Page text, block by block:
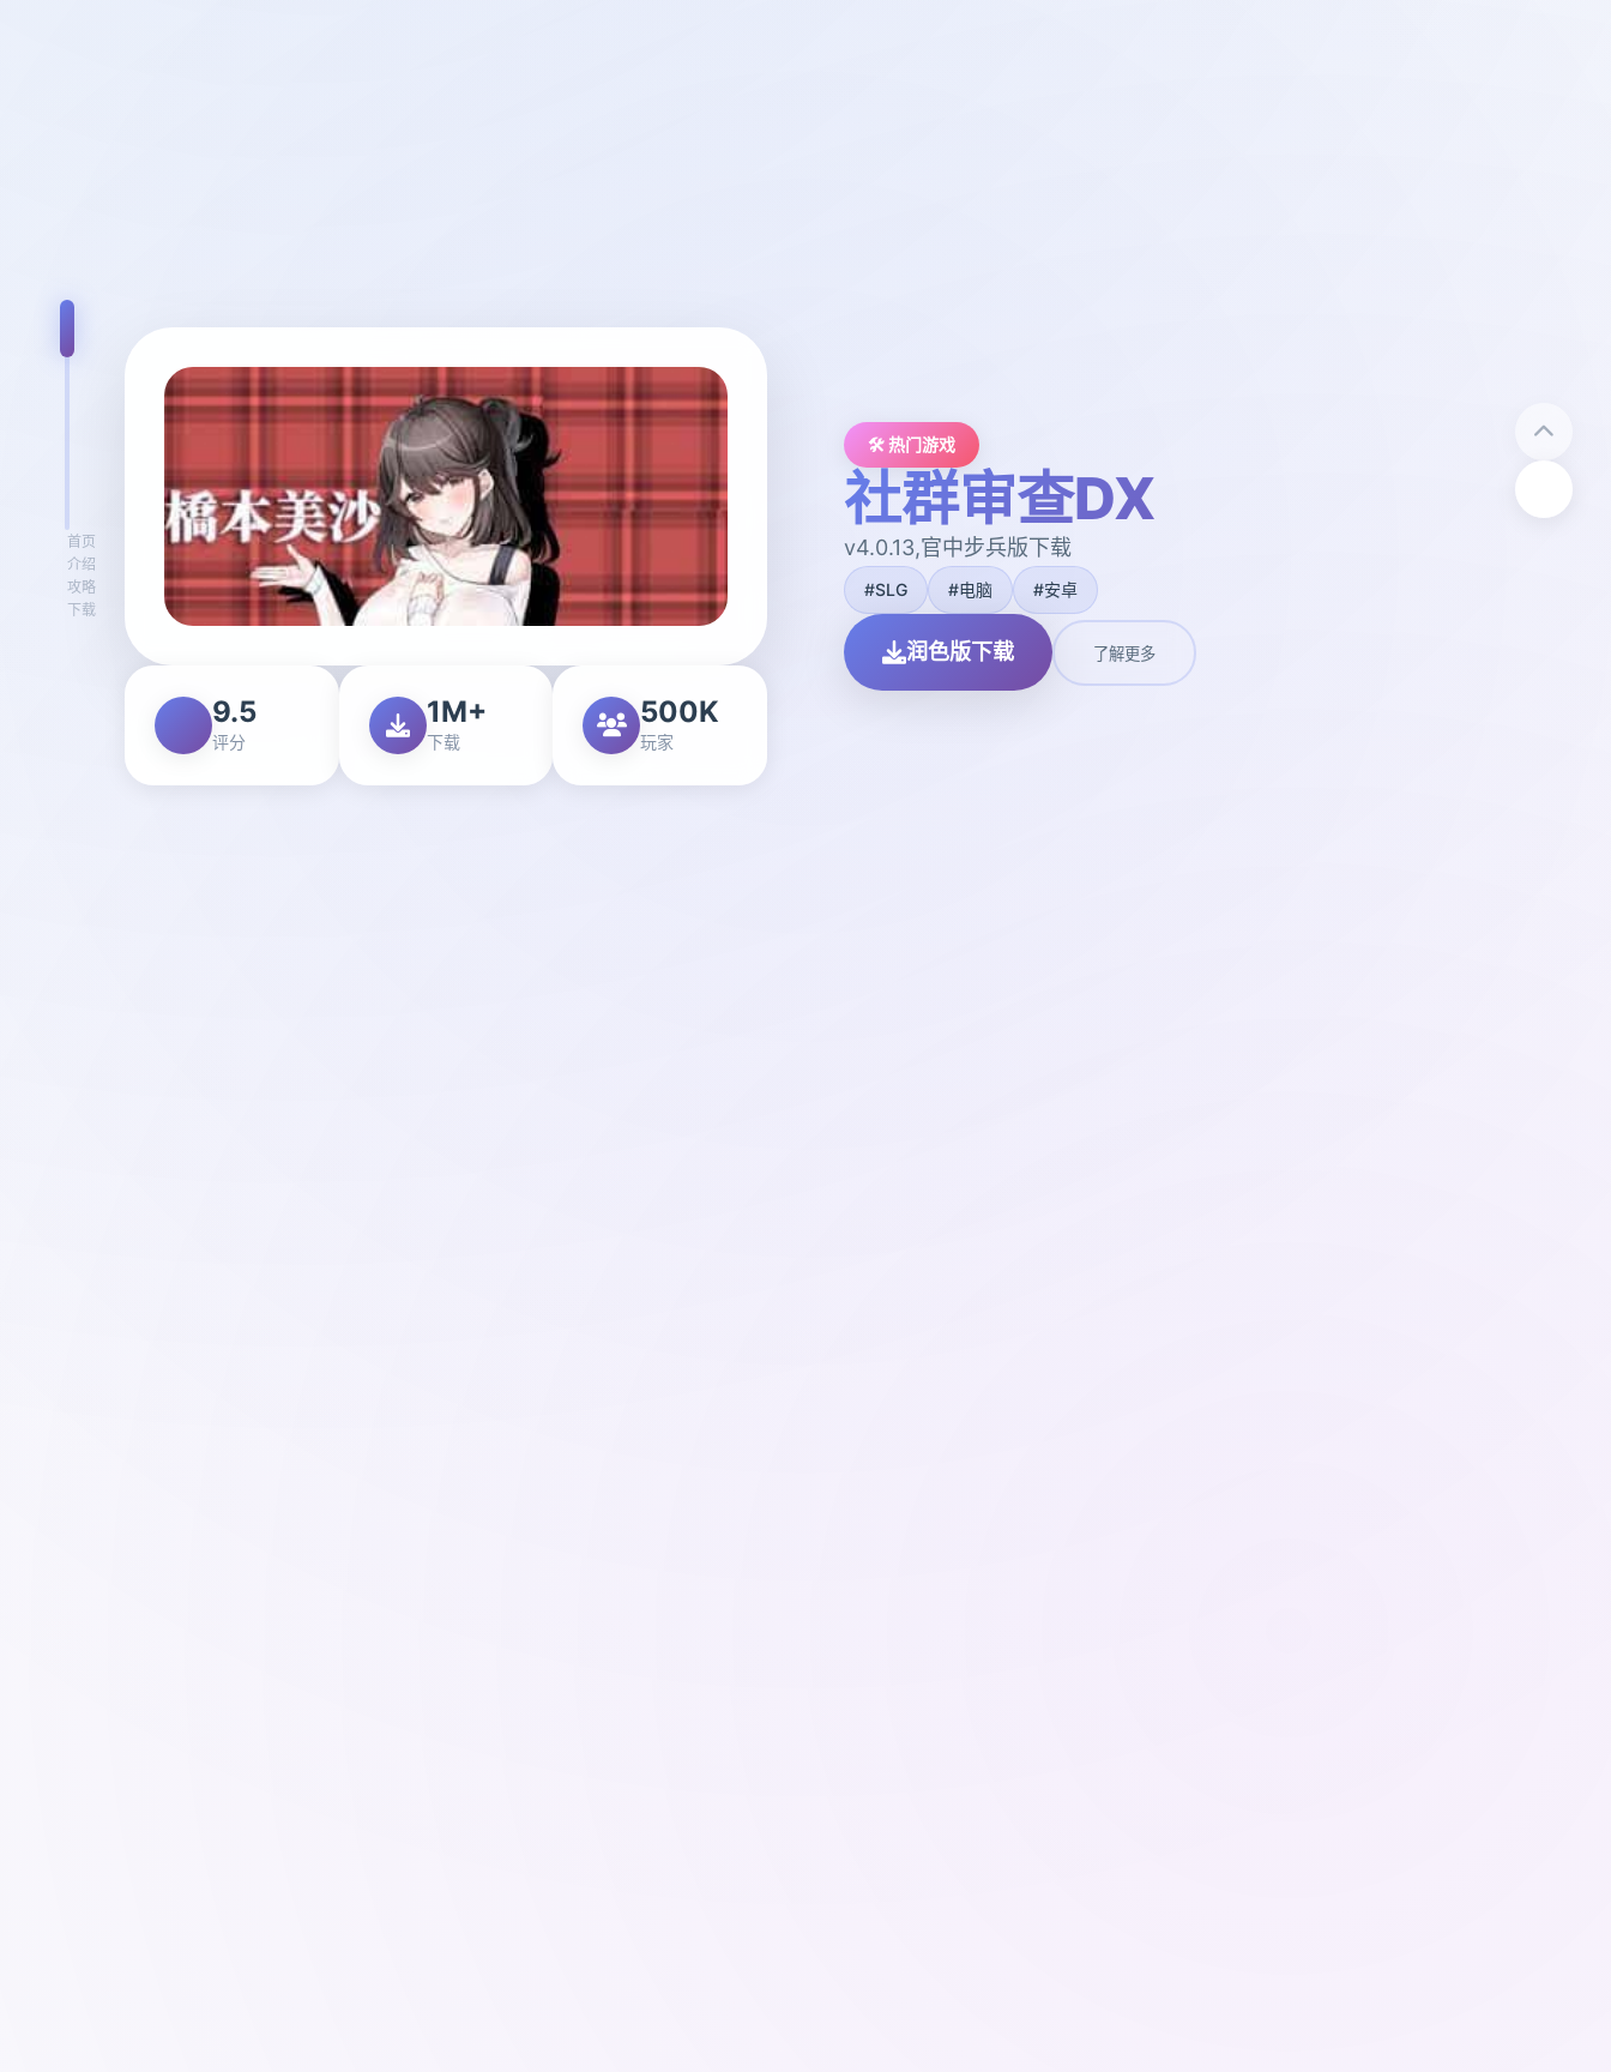
首页
介绍
攻略
下载
9.5
评分
1M+
下载
500K
玩家
🛠️ 热门游戏
社群审查DX
v4.0.13,官中步兵版下载
#SLG #电脑 #安卓
润色版下载 了解更多